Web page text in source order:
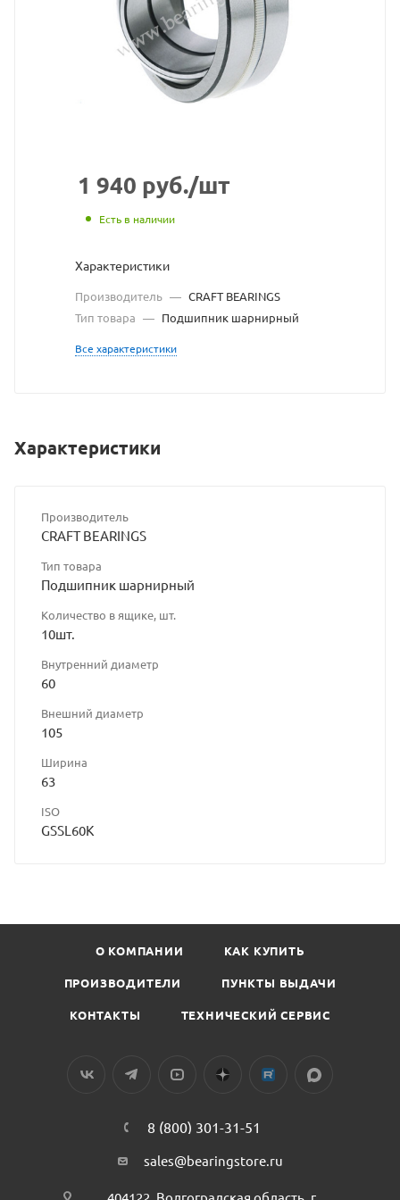
сайта
https://
по
ссылке
разрешения
владельца
1 940 руб./шт
Есть в наличии
Характеристики
Производитель — CRAFT BEARINGS
Тип товара — Подшипник шарнирный
Все характеристики
Характеристики
Производитель
CRAFT BEARINGS
Тип товара
Подшипник шарнирный
Количество в ящике, шт.
10шт.
Внутренний диаметр
60
Внешний диаметр
105
Ширина
63
ISO
GSSL60K
О КОМПАНИИ КАК КУПИТЬ
ПРОИЗВОДИТЕЛИ ПУНКТЫ ВЫДАЧИ
КОНТАКТЫ ТЕХНИЧЕСКИЙ СЕРВИС
8 (800) 301-31-51
sales@bearingstore.ru